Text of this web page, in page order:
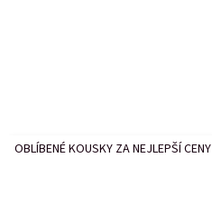
OBLÍBENÉ KOUSKY ZA NEJLEPŠÍ CENY